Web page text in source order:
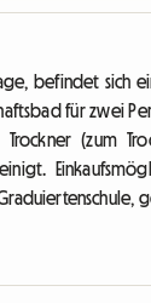
befindet sich
für zwei
(zum